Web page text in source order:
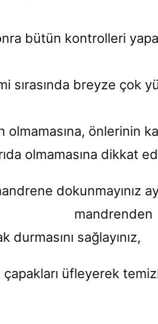
bütün kontrolleri
sırasında breyze çok
olmamasına, önlerinin
olmamasına dikkat
dokunmayınız
da
sağlayınız,
çapakları üfleyerek